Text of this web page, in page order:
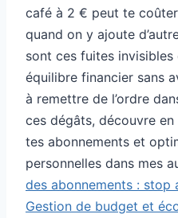
café à 2 € peut te
quand on y ajoute
sont ces fuites
équilibre financier sans
à remettre de l’ordre
ces dégâts, découvre
tes abonnements et
personnelles dans mes
des abonnements : stop
Gestion de budget et